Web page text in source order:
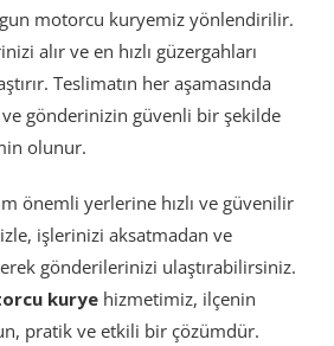
motorcu kuryemiz yönlendirilir.
alır ve en hızlı güzergahları
Teslimatın her aşamasında
gönderinizin güvenli bir şekilde
olunur.
önemli yerlerine hızlı ve güvenilir
işlerinizi aksatmadan ve
gönderilerinizi ulaştırabilirsiniz.
kurye hizmetimiz, ilçenin
pratik ve etkili bir çözümdür.